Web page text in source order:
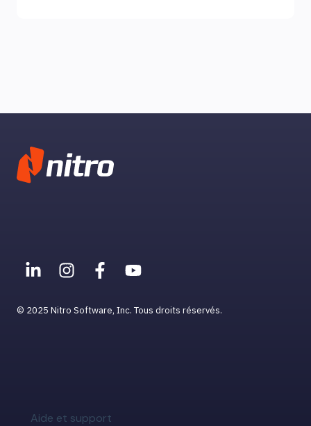
Aide et support
© 2025 Nitro Software, Inc. Tous droits réservés.